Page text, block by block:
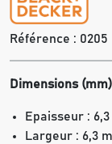
Référence : 0205
Dimensions
Epaisseur :
Largeur : 6,3